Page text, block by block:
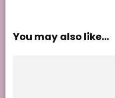
You may also like...